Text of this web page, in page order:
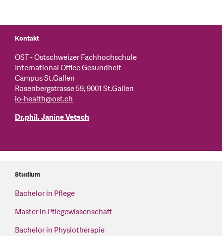
Kontakt
OST - Ostschweizer Fachhochschule
International Office Gesundheit
Campus St.Gallen
Rosenbergstrasse 59, 9001 St.Gallen
io-health@ost.ch
Dr.phil. Janine Vetsch
Studium
Bachelor in Pflege
Master in Pflegewissenschaft
Bachelor in Physiotherapie